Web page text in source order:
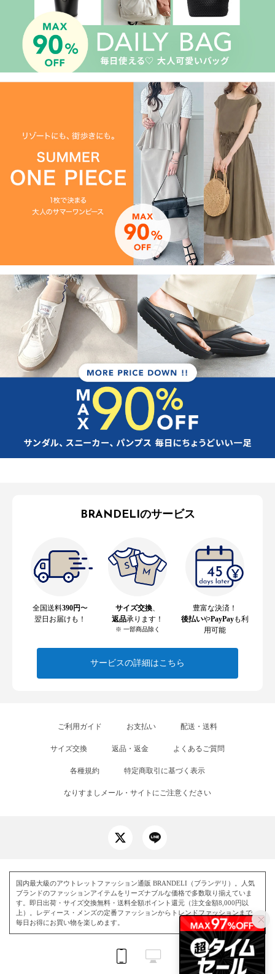
BRANDELIのサービス
全国送料390円〜
翌日お届けも！
サイズ交換
返品承ります！
※ 一部商品除く
豊富な決済！
後払いやPayPayも利
用可能
サービスの詳細はこちら
ご利用ガイド お支払い 配送・送料
サイズ交換 返品・返金 よくあるご質問
各種規約 特定商取引に基づく表示
なりすましメール・サイトにご注意ください
国内最大級のアウトレットファッション通販 BRANDELI（ブランデリ）。人気
ブランドのファッションアイテムをリーズナブルな価格で多数取り揃えていま
す。即日出荷・サイズ交換無料・送料全額ポイント還元（注文金額8,000円以
上）。レディース・メンズの定番ファッションからトレンドファッションまで、
毎日お得にお買い物を楽しめます。